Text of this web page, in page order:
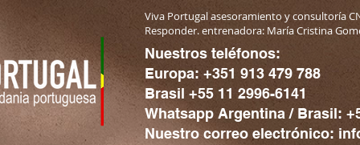
Viva Portugal asesoramiento y consultoría
Responder. entrenadora: María Cristina
Nuestros teléfonos:
Europa: +351 913 479 788
Brasil +55 11 2996-6141
Whatsapp Argentina / Brasil:
Nuestro correo electrónico: